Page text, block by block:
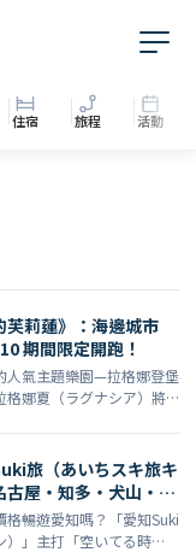
住宿 旅程 活動
莉蓮》：海邊城市
期間限定開跑！
人氣主題樂園—拉格娜登堡
格娜夏（ラグナシア）將
旅（あいちスキ旅キ
屋・知多・犬山・西
點（附地址與官方連
暢遊愛知嗎？「愛知Suki
）」主打「空いてる時